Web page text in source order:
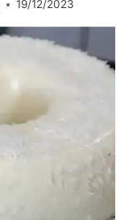
19/12/2023